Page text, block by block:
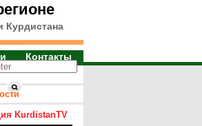
Курдистана
Контакты
KurdistanTV